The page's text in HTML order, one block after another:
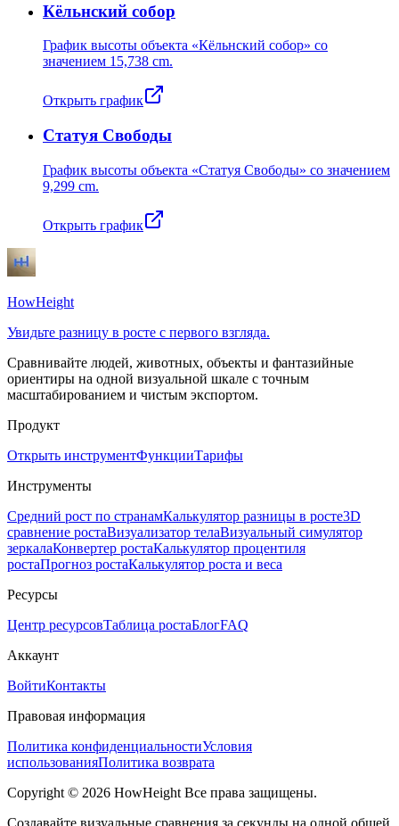
Кёльнский собор
График высоты объекта «Кёльнский собор» со
значением 15,738 cm.
Открыть график
Статуя Свободы
График высоты объекта «Статуя Свободы» со значением
9,299 cm.
Открыть график
HowHeight
Увидьте разницу в росте с первого взгляда.
Сравнивайте людей, животных, объекты и фантазийные
ориентиры на одной визуальной шкале с точным
масштабированием и чистым экспортом.
Продукт
Открыть инструментФункцииТарифы
Инструменты
Средний рост по странамКалькулятор разницы в росте3D
сравнение ростаВизуализатор телаВизуальный симулятор
зеркалаКонвертер ростаКалькулятор процентиля
ростаПрогноз ростаКалькулятор роста и веса
Ресурсы
Центр ресурсовТаблица ростаБлогFAQ
Аккаунт
ВойтиКонтакты
Правовая информация
Политика конфиденциальностиУсловия
использованияПолитика возврата
Copyright © 2026 HowHeight Все права защищены.
Создавайте визуальные сравнения за секунды на одной общей